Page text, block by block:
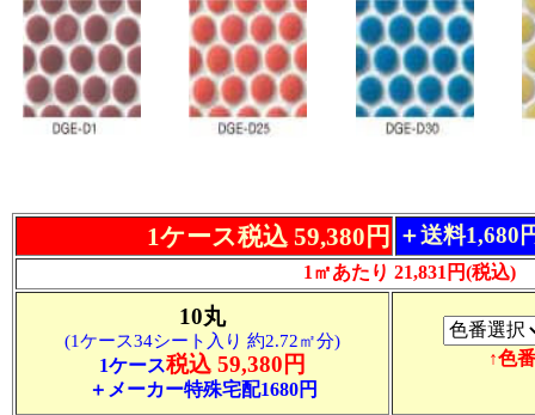
1ケース税込 59,380円 ＋送料1,680
1㎡あたり 21,831円(税込)
10丸
(1ケース34シート入り 約2.72㎡分)
1ケース税込 59,380円
＋メーカー特殊宅配1680円
↑色